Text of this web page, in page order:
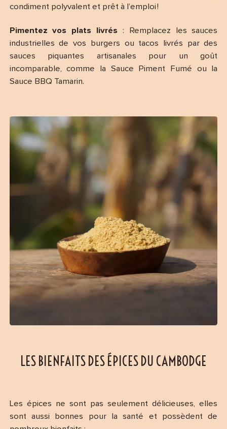
condiment polyvalent et prêt à l’emploi !
Pimentez vos plats livrés : Remplacez les sauces
industrielles de vos burgers ou tacos livrés par des
sauces piquantes artisanales pour un goût
incomparable, comme la Sauce Piment Fumé ou la
Sauce BBQ Tamarin.
LES BIENFAITS DES ÉPICES DU CAMBODGE
Les épices ne sont pas seulement délicieuses, elles
sont aussi bonnes pour la santé et possèdent de